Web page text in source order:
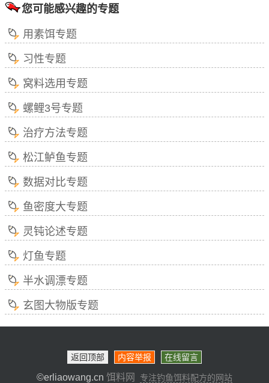
您可能感兴趣的专题
用素饵专题
习性专题
窝料选用专题
螺鲤3号专题
治疗方法专题
松江鲈鱼专题
数据对比专题
鱼密度大专题
灵钝论述专题
灯鱼专题
半水调漂专题
玄图大物版专题
返回顶部 内容举报 在线留言
©erliaowang.cn 饵料网 专注钓鱼饵料配方的网站